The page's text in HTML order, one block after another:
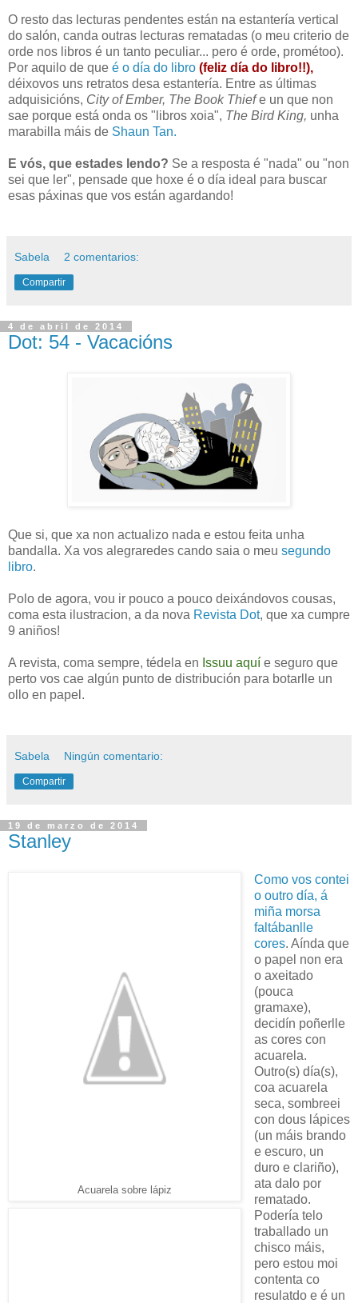
O resto das lecturas pendentes están na estantería vertical
do salón, canda outras lecturas rematadas (o meu criterio de
orde nos libros é un tanto peculiar... pero é orde, prométoo).
Por aquilo de que é o día do libro (feliz día do libro!!),
déixovos uns retratos desa estantería. Entre as últimas
adquisicións, City of Ember, The Book Thiefe un que non
sae porque está onda os "libros xoia", The Bird King, unha
marabilla máis de Shaun Tan.
E vós, que estades lendo? Se a resposta é "nada" ou "non
sei que ler", pensade que hoxe é o día ideal para buscar
esas páxinas que vos están agardando!
Sabela 2 comentarios:
Compartir
4 de abril de 2014
Dot: 54 - Vacacións
Que si, que xa non actualizo nada e estou feita unha
bandalla. Xa vos alegraredes cando saia o meu segundo
libro.
Polo de agora, vou ir pouco a pouco deixándovos cousas,
coma esta ilustracion, a da nova Revista Dot, que xa cumpre
9 aniños!
A revista, coma sempre, tédela en Issuu aquí e seguro que
perto vos cae algún punto de distribución para botarlle un
ollo en papel.
Sabela Ningún comentario:
Compartir
19 de marzo de 2014
Stanley
Acuarela sobre lápiz
Como vos contei
o outro día, á
miña morsa
faltábanlle
cores. Aínda que
o papel non era
o axeitado
(pouca
gramaxe),
decidín poñerlle
as cores con
acuarela.
Outro(s) día(s),
coa acuarela
seca, sombreei
con dous lápices
(un máis brando
e escuro, un
duro e clariño),
ata dalo por
rematado.
Podería telo
traballado un
chisco máis,
pero estou moi
contenta co
resulatdo e é un